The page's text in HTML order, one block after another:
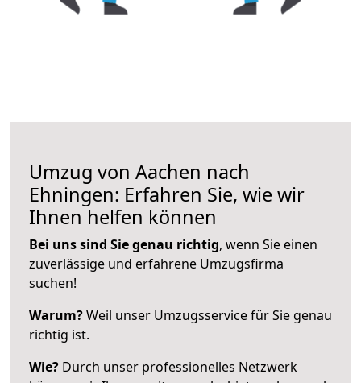
Umzug von Aachen nach
Ehningen: Erfahren Sie, wie wir
Ihnen helfen können
Bei uns sind Sie genau richtig, wenn Sie einen
zuverlässige und erfahrene Umzugsfirma
suchen!
Warum?Weil unser Umzugsservice für Sie genau
richtig ist.
Wie? Durch unser professionelles Netzwerk